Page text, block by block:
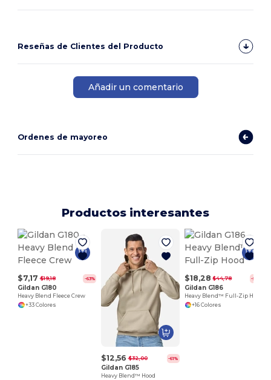
Reseñas de Clientes del Producto
Añadir un comentario
Ordenes de mayoreo
Productos interesantes
$7,17 $19,18 -63%
Gildan G180
Heavy Blend Fleece Crew
+33 Colores
$12,56 $32,00 -61%
Gildan G185
Heavy Blend™ Hood
$18,28 $44,78 -59%
Gildan G186
+16 Colores